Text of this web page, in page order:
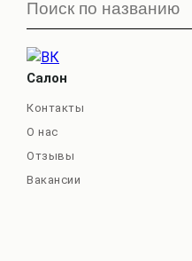
Салон
Контакты
О нас
Отзывы
Вакансии